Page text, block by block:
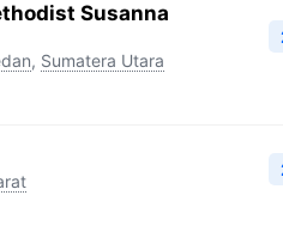
Susanna
, Sumatera Utara